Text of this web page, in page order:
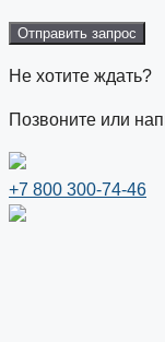
Не хотите ждать?
Позвоните или
+7 800 300-74-46